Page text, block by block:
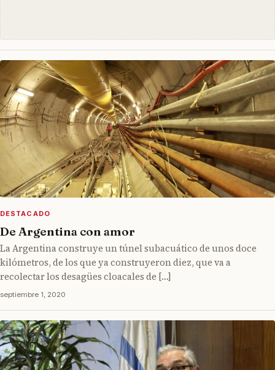
DESTACADO
De Argentina con amor
La Argentina construye un túnel subacuático de unos doce
kilómetros, de los que ya construyeron diez, que va a
recolectar los desagües cloacales de […]
septiembre 1, 2020